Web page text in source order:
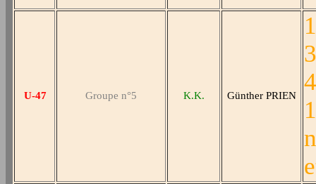
U-47 Groupe n°5 K.K. Günther PRIEN